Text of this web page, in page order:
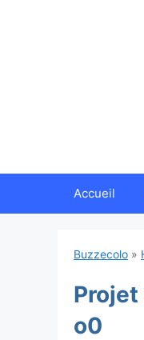
Accueil
Buzzecolo »
o0